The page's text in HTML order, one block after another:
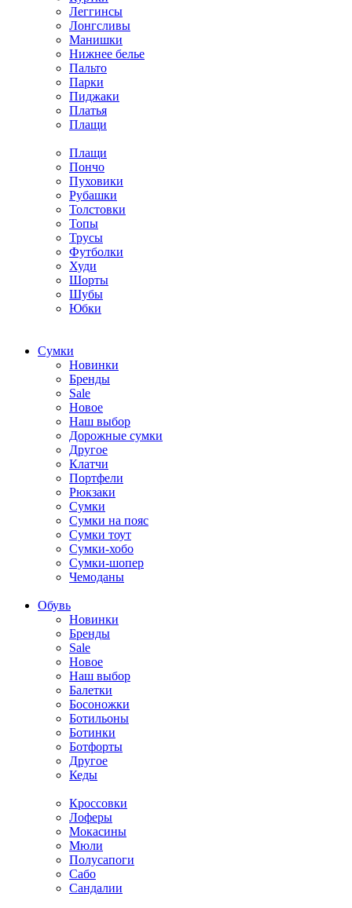
Леггинсы
Лонгсливы
Манишки
Нижнее белье
Пальто
Парки
Пиджаки
Платья
Плащи
Плащи
Пончо
Пуховики
Рубашки
Толстовки
Топы
Трусы
Футболки
Худи
Шорты
Шубы
Юбки
Cумки
Новинки
Бренды
Sale
Новое
Наш выбор
Дорожные сумки
Другое
Клатчи
Портфели
Рюкзаки
Сумки
Сумки на пояс
Сумки тоут
Сумки-хобо
Сумки-шопер
Чемоданы
Обувь
Новинки
Бренды
Sale
Новое
Наш выбор
Балетки
Босоножки
Ботильоны
Ботинки
Ботфорты
Другое
Кеды
Кроссовки
Лоферы
Мокасины
Мюли
Полусапоги
Сабо
Сандалии